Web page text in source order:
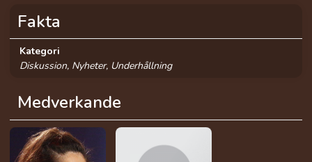
Medverkande
Fakta
Kategori
Diskussion, Nyheter, Underhållning